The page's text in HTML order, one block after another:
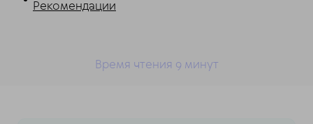
Рекомендации
Время чтения 9 минут